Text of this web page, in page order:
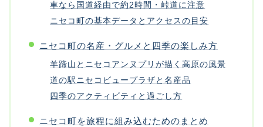
車なら国道経由で約2時間・峠道に注意
ニセコ町の基本データとアクセスの目安
ニセコ町の名産・グルメと四季の楽しみ方
羊蹄山とニセコアンヌプリが描く高原の風景
道の駅ニセコビュープラザと名産品
四季のアクティビティと過ごし方
ニセコ町を旅程に組み込むためのまとめ